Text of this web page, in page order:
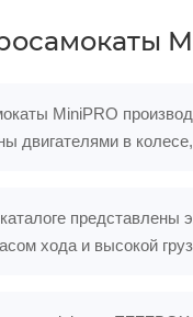
MiniPRO
двигателями в
представлены
хода и высокой